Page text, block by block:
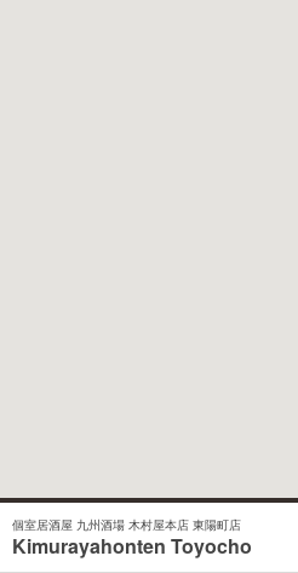
個室居酒屋 九州酒場 木村屋本店 東陽町店
Kimurayahonten Toyocho